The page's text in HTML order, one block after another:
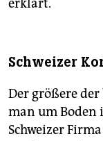
erklärt.
Schweizer
Der größere
man um
Schweizer